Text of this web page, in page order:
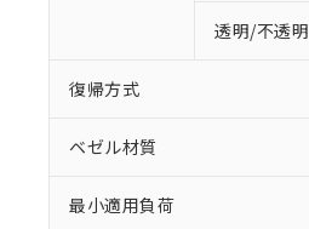
透明/不透明
復帰方式
ベゼル材質
最小適用負荷